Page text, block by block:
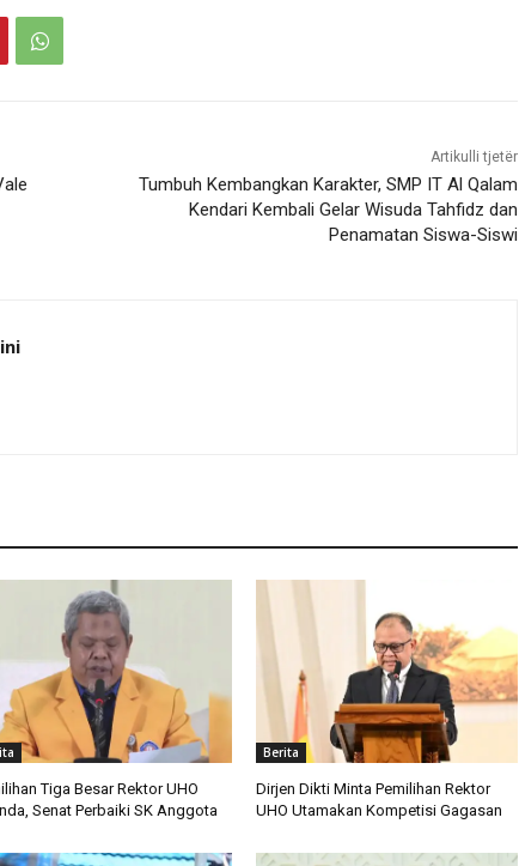
Artikulli tjetër
Tumbuh Kembangkan Karakter, SMP IT Al Qalam
Kendari Kembali Gelar Wisuda Tahfidz dan
Penamatan Siswa-Siswi
Tiga Besar Rektor UHO
Senat Perbaiki SK Anggota
Berita
Dirjen Dikti Minta Pemilihan Rektor
UHO Utamakan Kompetisi Gagasan